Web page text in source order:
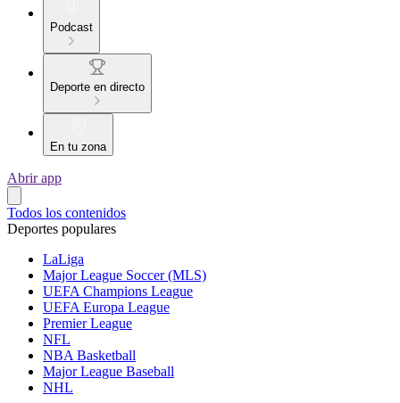
Podcast
Deporte en directo
En tu zona
Abrir app
Todos los contenidos
Deportes populares
LaLiga
Major League Soccer (MLS)
UEFA Champions League
UEFA Europa League
Premier League
NFL
NBA Basketball
Major League Baseball
NHL